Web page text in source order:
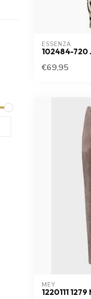
ESSENZA
102484-720
€69,95
MEY
1220111